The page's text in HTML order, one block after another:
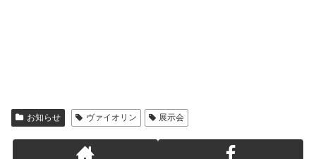
お知らせ ヴァイオリン 展示会